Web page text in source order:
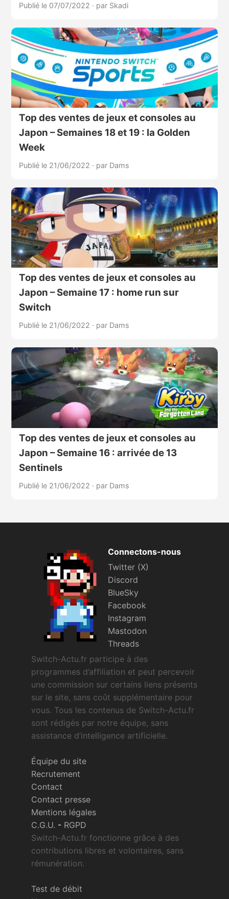
Publié le 07/07/2022 · par Skadi
Top des ventes de jeux et consoles au
Japon – Semaines 18 et 19 : la Golden
Week
Publié le 21/06/2022 · par Dams
Top des ventes de jeux et consoles au
Japon – Semaine 17 : home run sur
Switch
Publié le 21/06/2022 · par Dams
Top des ventes de jeux et consoles au
Japon – Semaine 16 : arrivée de 13
Sentinels
Publié le 21/06/2022 · par Dams
Connectons-nous
Twitter (X)
Discord
BlueSky
Facebook
Instagram
Mastodon
Threads
Switch-Actu.fr participe à des
programmes d’affiliation et peut percevoir
une commission sur certains liens présents
sur le site, sans coût supplémentaire pour
vous. Tous les contenus de Switch-Actu.fr
sont rédigés par notre équipe, sans
assistance d’intelligence artificielle.
Équipe du site
Recrutement
Contact
Contact presse
Mentions légales
C.G.U. - RGPD
Switch-Actu.fr fonctionne grâce à des
contributions libres et volontaires, sans
rémunération.
Test de débit